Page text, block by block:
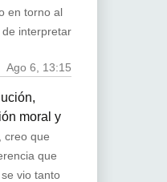
en torno al
interpretar
Ago 6, 13:15
moral y
creo que
que
vio tanto